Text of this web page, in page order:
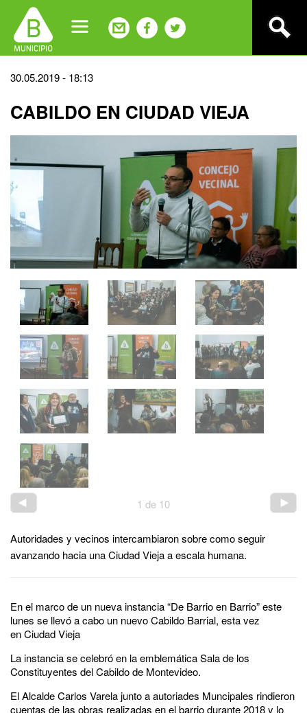
navigation
Back
top
30.05.2019 - 18:13
CABILDO EN CIUDAD VIEJA
1 de 10
Autoridades y vecinos intercambiaron sobre como seguir
avanzando hacia una Ciudad Vieja a escala humana.
En el marco de un nueva instancia “De Barrio en Barrio” este
lunes se llevó a cabo un nuevo Cabildo Barrial, esta vez
en Ciudad Vieja
La instancia se celebró en la emblemática Sala de los
Constituyentes del Cabildo de Montevideo.
El Alcalde Carlos Varela junto a autoriades Muncipales rindieron
cuentas de las obras realizadas en el barrio durante 2018 y lo